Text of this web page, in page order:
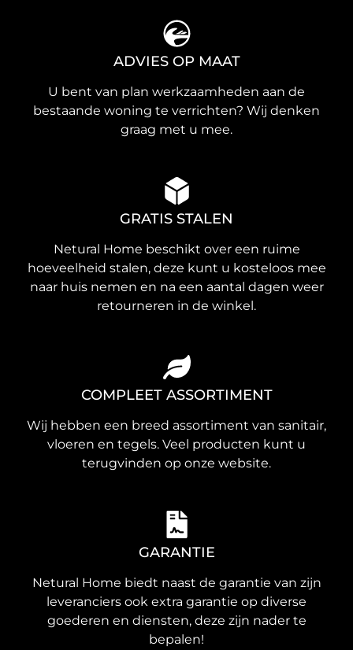
ADVIES OP MAAT
U bent van plan werkzaamheden aan de
bestaande woning te verrichten? Wij denken
graag met u mee.
GRATIS STALEN
Netural Home beschikt over een ruime
hoeveelheid stalen, deze kunt u kosteloos mee
naar huis nemen en na een aantal dagen weer
retourneren in de winkel.
COMPLEET ASSORTIMENT
Wij hebben een breed assortiment van sanitair,
vloeren en tegels. Veel producten kunt u
terugvinden op onze website.
GARANTIE
Netural Home biedt naast de garantie van zijn
leveranciers ook extra garantie op diverse
goederen en diensten, deze zijn nader te
bepalen!